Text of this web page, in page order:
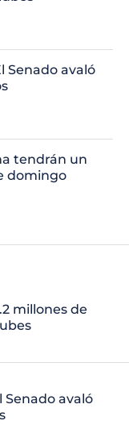
Senado avaló
tendrán un
domingo
millones de
Senado avaló